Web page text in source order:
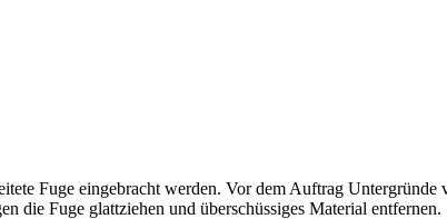
Fuge eingebracht werden. Vor dem Auftrag
die Fuge glattziehen und überschüssiges Material entfernen.